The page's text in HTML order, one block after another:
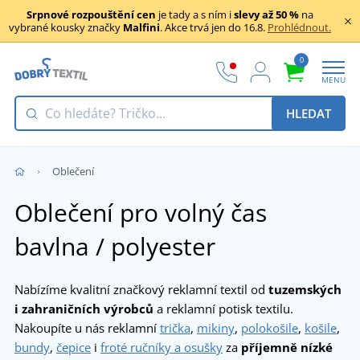
Srpnové rozpouštění cen je tady a s ním islevy až 50 % na
vybrané kousky značky Malfini. Akce trvá jen do 16.8. Prohlédnout.
0
MENU
HLEDAT
Oblečení
Oblečení pro volný čas
bavlna / polyester
Nabízíme kvalitní značkový reklamní textil od tuzemských
i zahraničních výrobců a reklamní potisk textilu.
Nakoupíte u nás reklamní trička, mikiny, polokošile, košile,
bundy, čepice i froté ručníky a osušky za příjemně nízké